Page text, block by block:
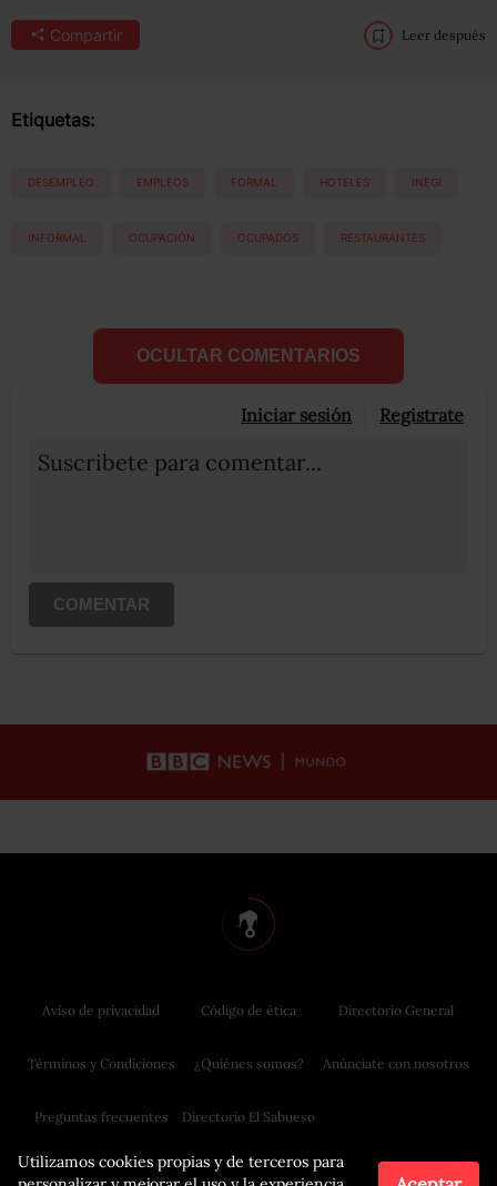
Compartir Leer después
Etiquetas:
DESEMPLEO EMPLEOS FORMAL HOTELES INEGI
INFORMAL OCUPACIÓN OCUPADOS RESTAURANTES
OCULTAR COMENTARIOS
Iniciar sesión Registrate
Suscribete para comentar...
COMENTAR
Utilizamos cookies propias y de terceros para
Aviso de privacidad
Términos y Condiciones
Preguntas frecuentes
Código de ética
¿Quiénes somos?
Directorio El Sabueso
Directorio General
Anúnciate con nosotros